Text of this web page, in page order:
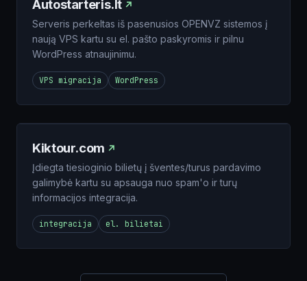
Autostarteris.lt
Serveris perkeltas iš pasenusios OPENVZ sistemos į
naują VPS kartu su el. pašto paskyromis ir pilnu
WordPress atnaujinimu.
VPS migracija WordPress
Kiktour.com
Įdiegta tiesioginio bilietų į šventes/turus pardavimo
galimybė kartu su apsauga nuo spam'o ir turų
informacijos integracija.
integracija el. bilietai